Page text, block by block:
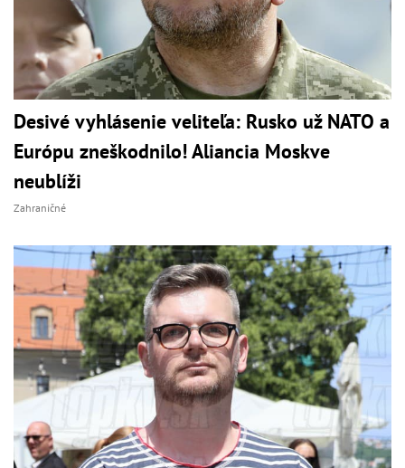
Desivé vyhlásenie veliteľa: Rusko už NATO a
Európu zneškodnilo! Aliancia Moskve
neublíži
Zahraničné